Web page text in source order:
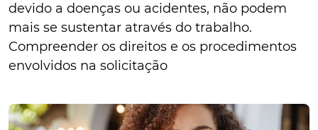
devido a doenças ou acidentes, não podem
mais se sustentar através do trabalho.
Compreender os direitos e os procedimentos
envolvidos na solicitação